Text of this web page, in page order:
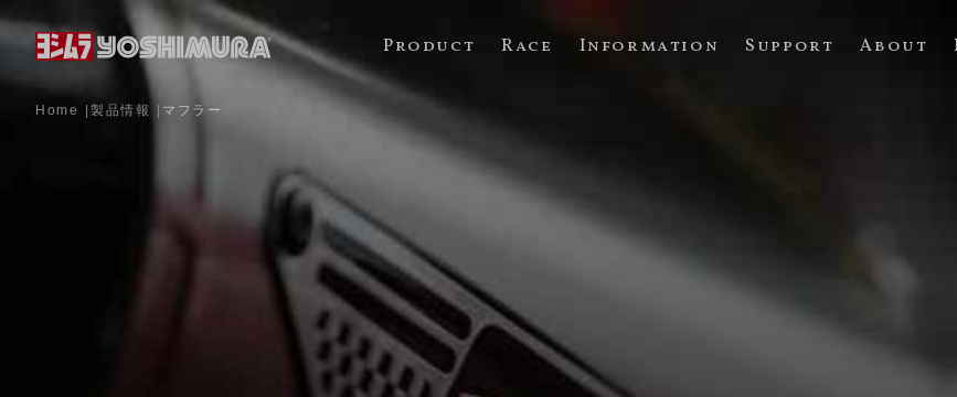
Product Race Information Support About
Home 製品情報 マフラー